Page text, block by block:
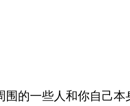
的一些人和你自己本